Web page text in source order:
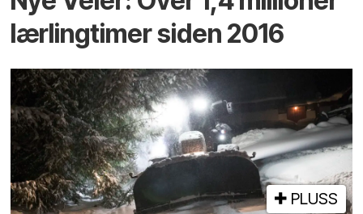
lærlingtimer siden 2016
PLUSS